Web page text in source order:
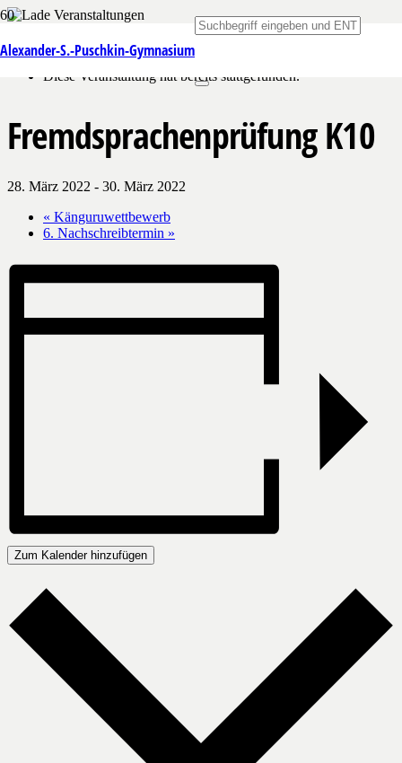
Alexander-S.-Puschkin-Gymnasium
« Alle Veranstaltungen
Diese Veranstaltung hat bereits stattgefunden.
Fremdsprachenprüfung K10
28. März 2022 - 30. März 2022
« Känguruwettbewerb
6. Nachschreibtermin »
Zum Kalender hinzufügen